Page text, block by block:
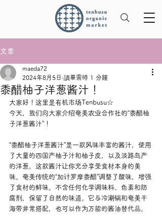
文章
黍醋柚子洋葱酱汁！
maeda72
2024年8月5日 讀畢需時 1 分鐘
大家好！这里是有机市场Tenbusu☆
今天，我们向大家介绍奄美农业合作社的“黍醋柚
子洋葱酱汁”！
“黍醋柚子洋葱酱汁”是一款风味丰富的酱汁，使用
了大量的四国产柚子汁和柚子皮，以及淡路岛产
的洋葱。这款酱汁让你充分享受食材本身的美
味。奄美传统的“加计罗摩黍醋”调整了酸味，增强
了食材的鲜味。不含任何化学调味料、色素和防
腐剂，保留了自然的味道。它与冷涮锅和奄美干
海带非常搭配，也可以作为万能的酱油替代品。